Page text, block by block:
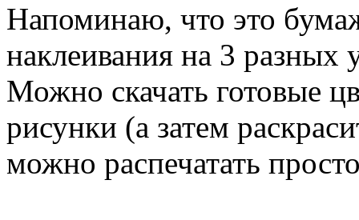
Напоминаю, что это
наклеивания на 3 разных
Можно скачать готовые
рисунки (а затем
можно распечатать